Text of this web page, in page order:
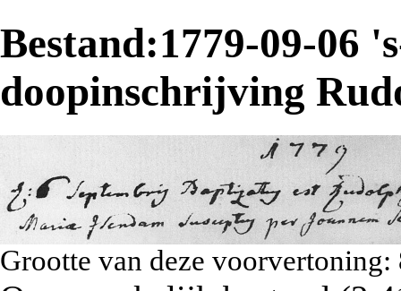
Bestand:1779-09-06
doopinschrijving
Grootte van deze voorvertoning: